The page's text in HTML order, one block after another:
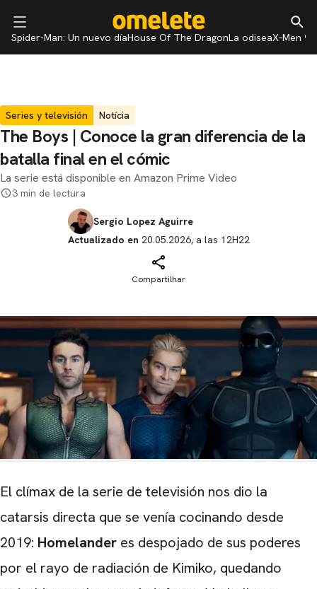
Spider-Man: Un nuevo díaHouse Of The DragonLa odiseaX-Men 97
Series y televisión Notícia
The Boys | Conoce la gran diferencia de la
batalla final en el cómic
La serie está disponible en Amazon Prime Video
3 min de lectura
Sergio Lopez Aguirre
Actualizado en 20.05.2026, a las 12H22
Compartilhar
El clímax de la serie de televisión nos dio la
catarsis directa que se venía cocinando desde
2019: Homelander es despojado de sus poderes
por el rayo de radiación de Kimiko, quedando